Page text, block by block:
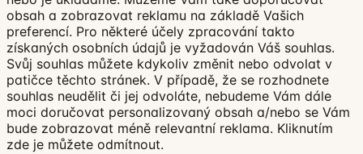
obsah a zobrazovat reklamu na základě Vašich
preferencí. Pro některé účely zpracování takto
získaných osobních údajů je vyžadován Váš souhlas.
Svůj souhlas můžete kdykoliv změnit nebo odvolat v
patičce těchto stránek. V případě, že se rozhodnete
souhlas neudělit či jej odvoláte, nebudeme Vám dále
moci doručovat personalizovaný obsah a/nebo se Vám
bude zobrazovat méně relevantní reklama. Kliknutím
zde je můžete odmítnout.